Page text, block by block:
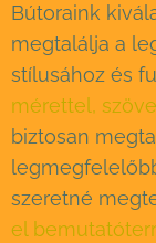
Bútoraink
megtalálja a
stílusához és
mérettel,
biztosan
szeretné
el